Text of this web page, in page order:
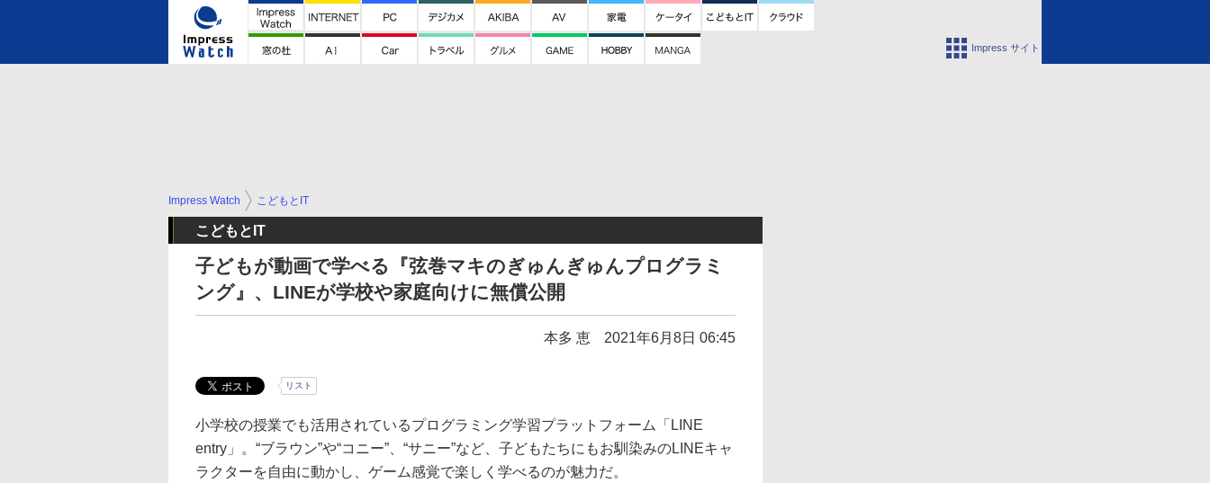
Impress サイト
Impress Watch こどもとIT
こどもとIT
子どもが動画で学べる『弦巻マキのぎゅんぎゅんプログラミ
ング』、LINEが学校や家庭向けに無償公開
本多 恵 2021年6月8日 06:45
リスト
小学校の授業でも活用されているプログラミング学習プラットフォーム「LINE
entry」。“ブラウン”や“コニー”、“サニー”など、子どもたちにもお馴染みのLINEキャ
ラクターを自由に動かし、ゲーム感覚で楽しく学べるのが魅力だ。